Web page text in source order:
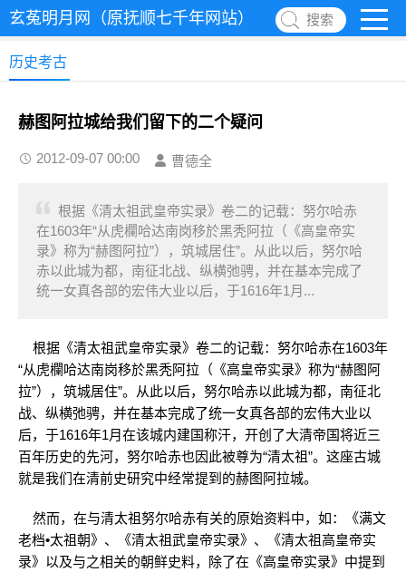
玄菟明月网（原抚顺七千年网站） 搜索
历史考古
赫图阿拉城给我们留下的二个疑问
2012-09-07 00:00 曹德全
根据《清太祖武皇帝实录》卷二的记载：努尔哈赤
在1603年“从虎欄哈达南岗移於黑秃阿拉（《高皇帝实
录》称为“赫图阿拉”），筑城居住”。从此以后，努尔哈
赤以此城为都，南征北战、纵横弛骋，并在基本完成了
统一女真各部的宏伟大业以后，于1616年1月...
根据《清太祖武皇帝实录》卷二的记载：努尔哈赤在1603年
“从虎欄哈达南岗移於黑秃阿拉（《高皇帝实录》称为“赫图阿
拉”），筑城居住”。从此以后，努尔哈赤以此城为都，南征北
战、纵横弛骋，并在基本完成了统一女真各部的宏伟大业以
后，于1616年1月在该城内建国称汗，开创了大清帝国将近三
百年历史的先河，努尔哈赤也因此被尊为“清太祖”。这座古城
就是我们在清前史研究中经常提到的赫图阿拉城。
然而，在与清太祖努尔哈赤有关的原始资料中，如：《满文
老档•太祖朝》、《清太祖武皇帝实录》、《清太祖高皇帝实
录》以及与之相关的朝鲜史料，除了在《高皇帝实录》中提到